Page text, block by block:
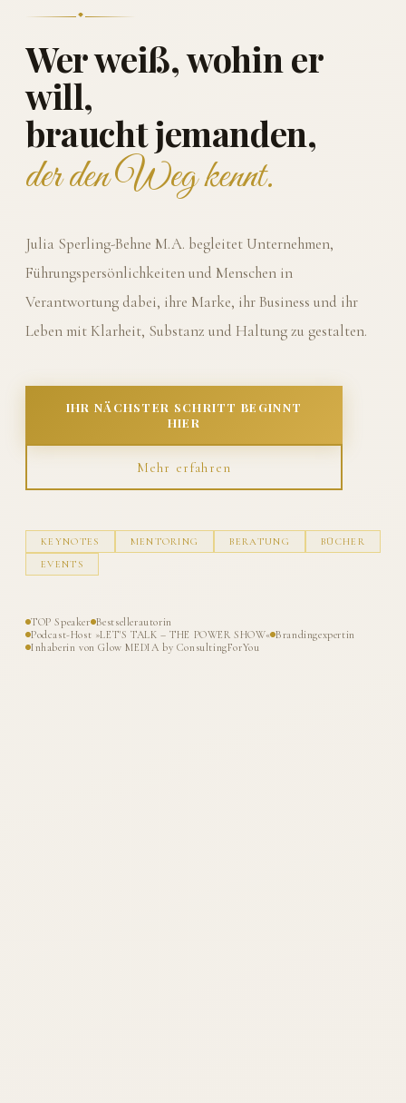
Wer weiß, wohin er
will,
braucht jemanden,
der den Weg kennt.
Julia Sperling-Behne M.A. begleitet Unternehmen,
Führungspersönlichkeiten und Menschen in
Verantwortung dabei, ihre Marke, ihr Business und ihr
Leben mit Klarheit, Substanz und Haltung zu gestalten.
IHR NÄCHSTER SCHRITT BEGINNT
HIER
Mehr erfahren
KEYNOTES MENTORING BERATUNG
BÜCHER
EVENTS
TOP Speaker Bestsellerautorin
Podcast-Host »LET'S TALK – THE POWER SHOW« Brandingexpertin
Inhaberin von Glow MEDIA by ConsultingForYou